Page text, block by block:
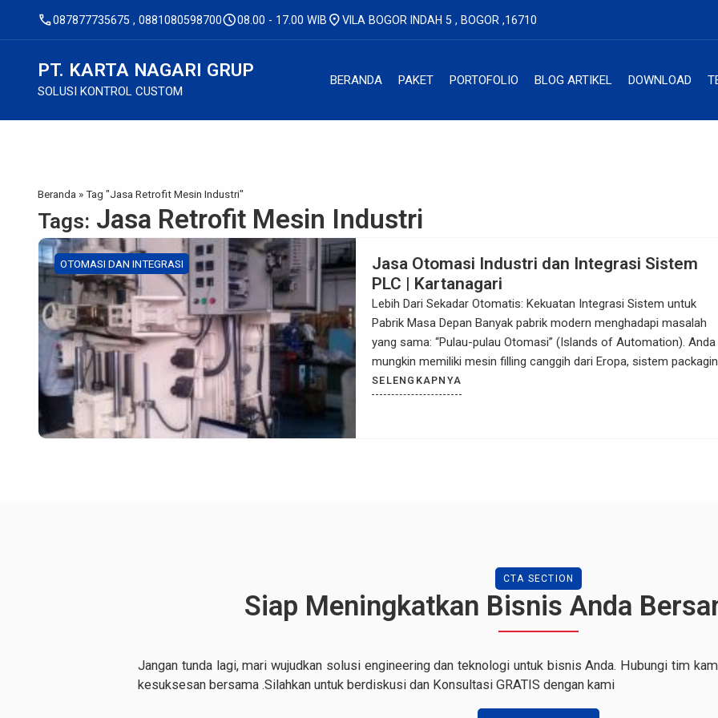
call087877735675 , 0881080598700schedule08.00 - 17.00 WIB location_onVILA BOGOR INDAH 5 , BOGOR ,16710
PT. KARTA NAGARI GRUP
SOLUSI KONTROL CUSTOM
BERANDA PAKET PORTOFOLIO BLOG ARTIKEL DOWNLOAD
Beranda »Tag "Jasa Retrofit Mesin Industri"
Tags: Jasa Retrofit Mesin Industri
OTOMASI DAN INTEGRASI
Jasa Otomasi Industri dan Integrasi Sistem
PLC | Kartanagari
Lebih Dari Sekadar Otomatis: Kekuatan Integrasi Sistem untuk
Pabrik Masa Depan Banyak pabrik modern menghadapi masalah
yang sama: “Pulau-pulau Otomasi” (Islands of Automation). Anda
mungkin memiliki mesin filling canggih dari Eropa, sistem
dari Jepang, dan konveyor rakitan lokal. Masing-masing bekerja
dengan baik secara individu, namun mereka bekerja sendiri-sendiri.
SELENGKAPNYA
CTA SECTION
Siap Meningkatkan Bisnis Anda
Jangan tunda lagi, mari wujudkan solusi engineering dan teknologi untuk bisnis Anda. Hubungi tim
kesuksesan bersama .Silahkan untuk berdiskusi dan Konsultasi GRATIS dengan kami